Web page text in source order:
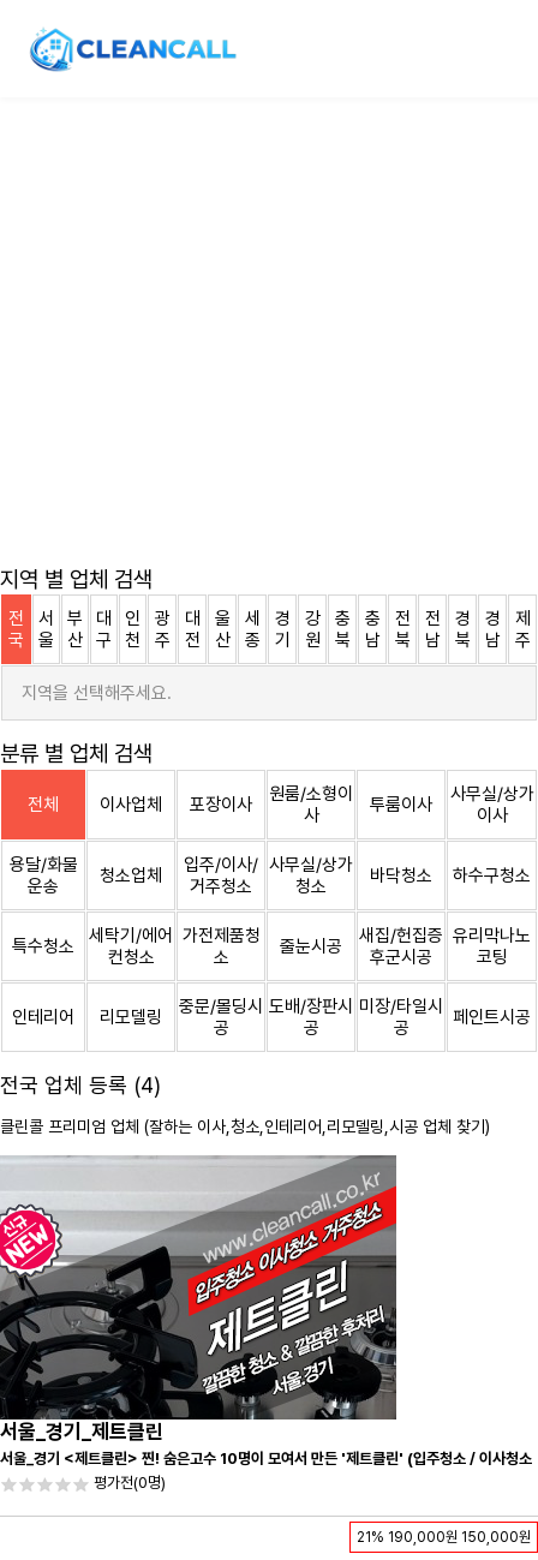
지역 별 업체 검색
전
국
서
울
부
산
대
구
인
천
광
주
대
전
울
산
세
종
경
기
강
원
충
북
충
남
전
북
전
남
경
북
경
남
제
주
지역을 선택해주세요.
분류 별 업체 검색
전체 이사업체 포장이사
원룸/소형이
사
투룸이사
사무실/상가
이사
용달/화물
운송
청소업체
입주/이사/
거주청소
사무실/상가
청소
바닥청소 하수구청소
특수청소
세탁기/에어
컨청소
가전제품청
소
줄눈시공
새집/헌집증
후군시공
유리막나노
코팅
인테리어 리모델링
중문/몰딩시
공
도배/장판시
공
미장/타일시
공
페인트시공
전국 업체 등록 (4)
클린콜 프리미엄 업체 (잘하는 이사, 청소 ,인테리어,리모델링,시공 업체 찾기)
서울_경기_제트클린
서울_경기 <제트클린> 찐! 숨은고수 10명이 모여서 만든 '제트클린' (입주청소 / 이사청소
/ 줄눈시공) 항상 꼼꼼하게 친절하게 응대하겠습니다^-^
평가전(0명)
21% 190,000원 150,000원